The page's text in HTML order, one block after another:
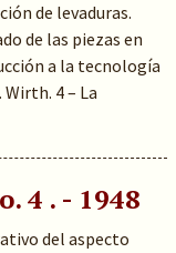
de levaduras.
de las piezas en
a la tecnología
4 – La
4 . - 1948
del aspecto